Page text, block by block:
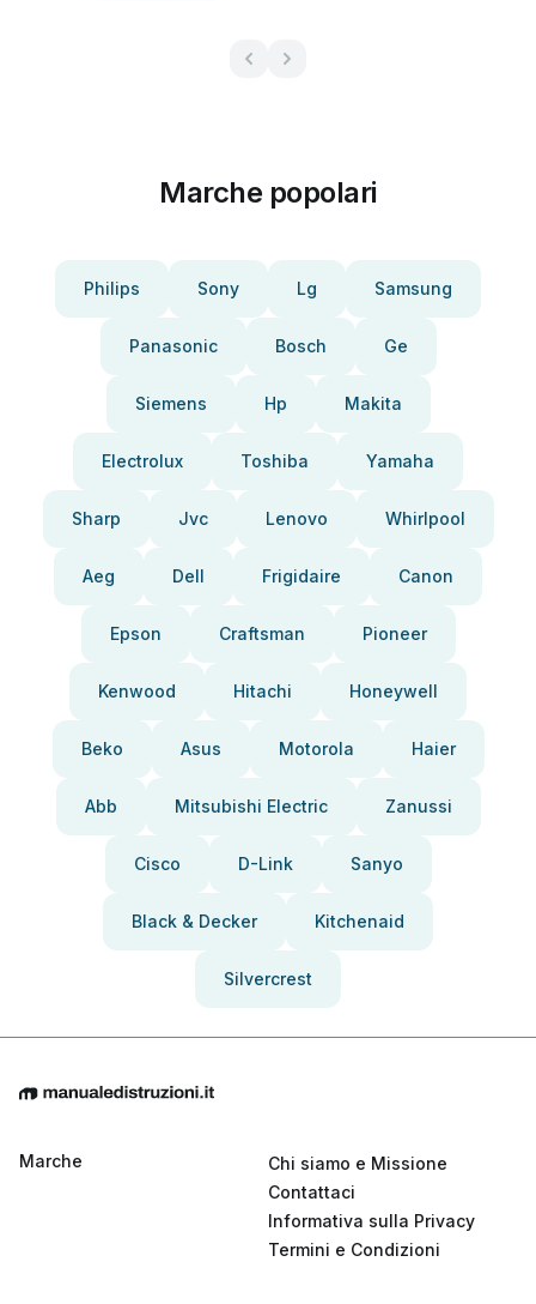
Marche popolari
Philips Sony Lg Samsung
Panasonic Bosch Ge
Siemens Hp Makita
Electrolux Toshiba Yamaha
Sharp Jvc Lenovo Whirlpool
Aeg Dell Frigidaire Canon
Epson Craftsman Pioneer
Kenwood Hitachi Honeywell
Beko Asus Motorola Haier
Abb Mitsubishi Electric Zanussi
Cisco D-Link Sanyo
Black & Decker Kitchenaid
Silvercrest
Marche
Chi siamo e Missione
Contattaci
Informativa sulla Privacy
Termini e Condizioni